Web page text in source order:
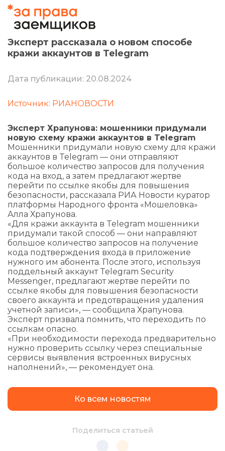
Эксперт рассказала о новом способе
кражи аккаунтов в Telegram
Дата публикации: 20.08.2024
Источник: РИАНОВОСТИ
Эксперт Храпунова: мошенники придумали
новую схему кражи аккаунтов в Telegram
Мошенники придумали новую схему для кражи
аккаунтов в Telegram — они отправляют
большое количество запросов для получения
кода на вход, а затем предлагают жертве
перейти по ссылке якобы для повышения
безопасности, рассказала РИА Новости куратор
платформы Народного фронта «Мошеловка»
Алла Храпунова.
«Для кражи аккаунта в Telegram мошенники
придумали такой способ — они направляют
большое количество запросов на получение
кода подтверждения входа в приложение
нужного им абонента. После этого, используя
поддельный аккаунт Telegram Security
Messenger, предлагают жертве перейти по
ссылке якобы для повышения безопасности
своего аккаунта и предотвращения удаления
учетной записи», — сообщила Храпунова.
Эксперт призвала помнить, что переходить по
ссылкам опасно.
«При необходимости перехода предварительно
нужно проверить ссылку через специальные
сервисы выявления встроенных вирусных
наполнений», — рекомендует она.
Ко всем новостям
Поделиться статьей